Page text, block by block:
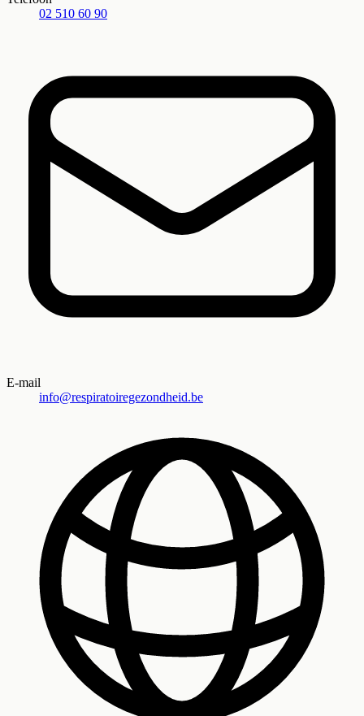
02 510 60 90
E-mail
info@respiratoiregezondheid.be